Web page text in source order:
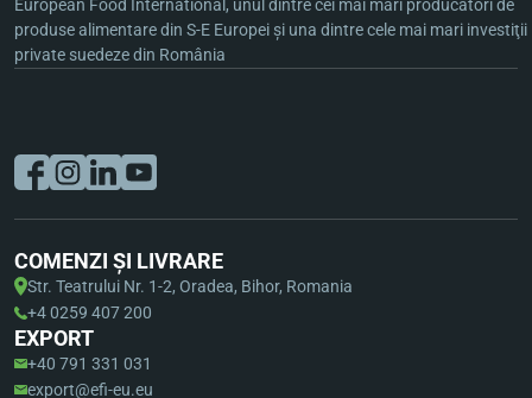
European Food International, unul dintre cei mai mari producători de
produse alimentare din S-E Europei şi una dintre cele mai mari investiţii
private suedeze din România
COMENZI ȘI LIVRARE
Str. Teatrului Nr. 1-2, Oradea, Bihor, Romania
+4 0259 407 200
EXPORT
+40 791 331 031
export@efi-eu.eu